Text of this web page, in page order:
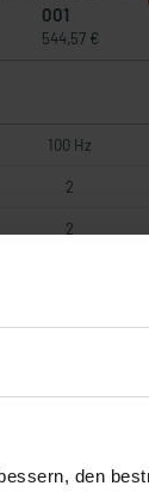
den
001
544,57 €
100 Hz
2
2
250 kBit/s